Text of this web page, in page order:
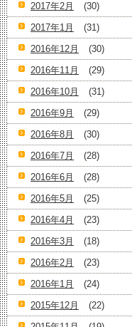
2017年2月
(30)
2017年1月
(31)
2016年12月
(30)
2016年11月
(29)
2016年10月
(31)
2016年9月
(29)
2016年8月
(30)
2016年7月
(28)
2016年6月
(28)
2016年5月
(25)
2016年4月
(23)
2016年3月
(18)
2016年2月
(23)
2016年1月
(24)
2015年12月
(22)